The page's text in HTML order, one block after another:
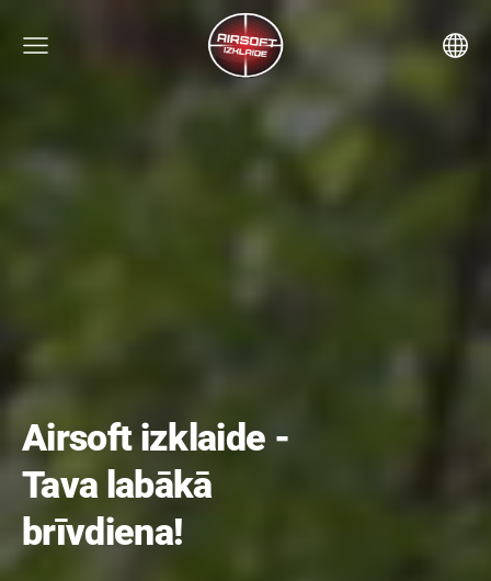
Airsoft izklaide -
Tava labākā
brīvdiena!